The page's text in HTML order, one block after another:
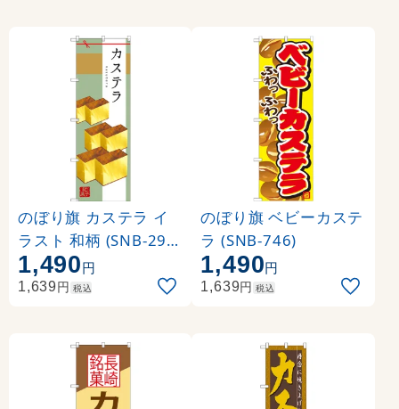
のぼり旗 カステラ イ
ラスト 和柄 (SNB-298
7)
1,490円
1,639円 税込
のぼり旗 ベビーカステ
ラ (SNB-746)
1,490円
1,639円 税込